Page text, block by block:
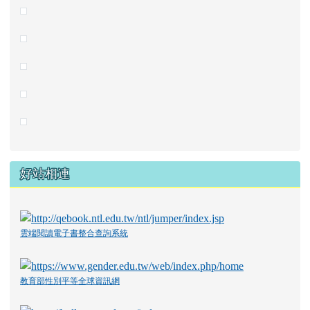
好站相連
雲端閱讀電子書整合查詢系統
教育部性別平等全球資訊網